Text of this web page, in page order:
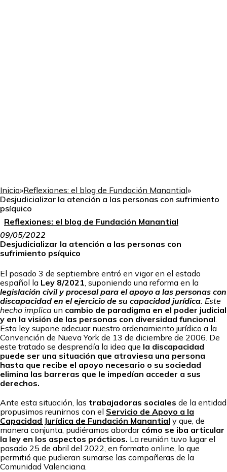
Inicio»Reflexiones: el blog de Fundación Manantial»
Desjudicializar la atención a las personas con sufrimiento
psíquico
Reflexiones: el blog de Fundación Manantial
09/05/2022
Desjudicializar la atención a las personas con
sufrimiento psíquico
El pasado 3 de septiembre entró en vigor en el estado
español la Ley 8/2021, suponiendo una reforma en la
legislación civil y procesal para el apoyo a las personas con
discapacidad en el ejercicio de su capacidad jurídica. Este
hecho implica un cambio de paradigma en el poder judicial
y en la visión de las personas con diversidad funcional.
Esta ley supone adecuar nuestro ordenamiento jurídico a la
Convención de Nueva York de 13 de diciembre de 2006. De
este tratado se desprendía la idea que la discapacidad
puede ser una situación que atraviesa una persona
hasta que recibe el apoyo necesario o su sociedad
elimina las barreras que le impedían acceder a sus
derechos.
Ante esta situación, las trabajadoras sociales de la entidad
propusimos reunirnos con el Servicio de Apoyo a la
Capacidad Jurídica de Fundación Manantial y que, de
manera conjunta, pudiéramos abordar cómo se iba articular
la ley en los aspectos prácticos. La reunión tuvo lugar el
pasado 25 de abril del 2022, en formato online, lo que
permitió que pudieran sumarse las compañeras de la
Comunidad Valenciana.